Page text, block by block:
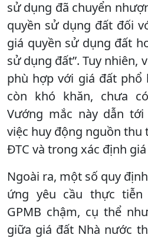
sử dụng đã chuyển
quyền sử dụng đất đối
giá quyền sử dụng đất
sử dụng đất”. Tuy nhiên,
phù hợp với giá đất
còn khó khăn, chưa
Vướng mắc này dẫn
việc huy động nguồn thu
ĐTC và trong xác định
Ngoài ra, một số quy
ứng yêu cầu thực
GPMB chậm, cụ thể
giữa giá đất Nhà nước